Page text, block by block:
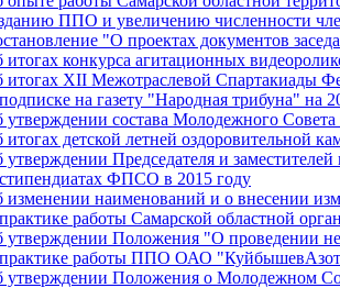
ППО и увеличению численности
"О проектах документов
итогах конкурса агитационных
итогах XII Межотраслевой Спартакиады
на газету "Народная трибуна" на
утверждении состава Молодежного
итогах детской летней оздоровительной
утверждении Председателя и
ФПСО в 2015 году
изменении наименований и о внесении
работы Самарской областной
утверждении Положения "О проведении
работы ППО ОАО
утверждении Положения о Молодежном